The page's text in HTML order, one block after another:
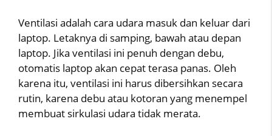
Ventilasi adalah cara udara masuk dan keluar dari
laptop. Letaknya di samping, bawah atau depan
laptop. Jika ventilasi ini penuh dengan debu,
otomatis laptop akan cepat terasa panas. Oleh
karena itu, ventilasi ini harus dibersihkan secara
rutin, karena debu atau kotoran yang menempel
membuat sirkulasi udara tidak merata.